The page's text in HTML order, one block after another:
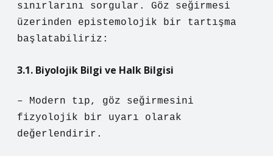
sınırlarını sorgular. Göz seğirmesi
üzerinden epistemolojik bir tartışma
başlatabiliriz:
3.1. Biyolojik Bilgi ve Halk Bilgisi
– Modern tıp, göz seğirmesini
fizyolojik bir uyarı olarak
değerlendirir.